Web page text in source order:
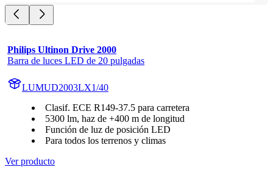
Philips Ultinon Drive 2000
Barra de luces LED de 20 pulgadas
LUMUD2003LX1/40
Clasif. ECE R149-37.5 para carretera
5300 lm, haz de +400 m de longitud
Función de luz de posición LED
Para todos los terrenos y climas
Ver producto